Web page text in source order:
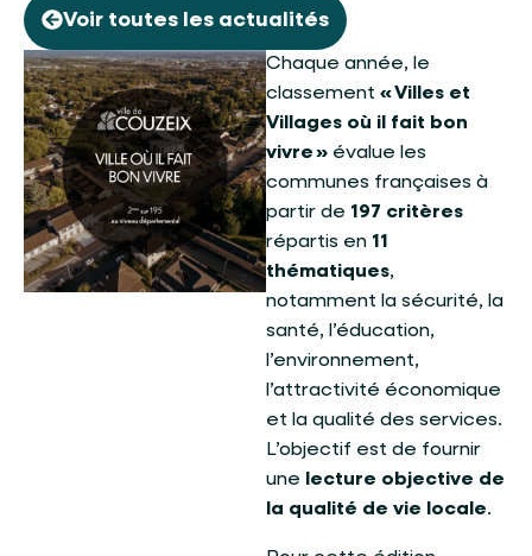
Voir toutes les actualités
Chaque année, le
classement « Villes et
Villages où il fait bon
vivre » évalue les
communes françaises à
partir de 197 critères
répartis en 11
thématiques,
notamment la sécurité, la
santé, l’éducation,
l’environnement,
l’attractivité économique
et la qualité des services.
L’objectif est de fournir
une
lecture objective de
la qualité de vie locale.